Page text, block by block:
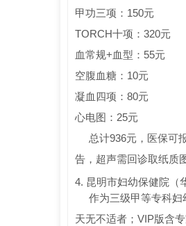
甲功三项：150元
TORCH十项：320元
血常规+血型：55元
空腹血糖：10元
凝血四项：80元
心电图：25元
总计936元，医保可
告，超声需回诊取纸质图
4. 昆明市妇幼保健院（
作为三级甲等专科妇
天无不适者；VIP版含